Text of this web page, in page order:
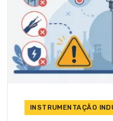
INSTRUMENTAÇÃO